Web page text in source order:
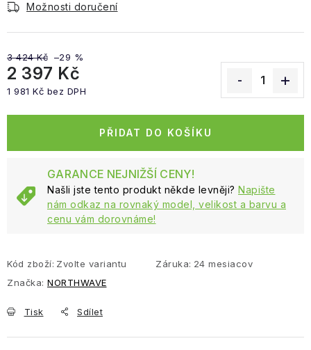
Možnosti doručení
3 424 Kč –29 %
2 397 Kč
1 981 Kč bez DPH
PŘIDAT DO KOŠÍKU
GARANCE NEJNIŽŠÍ CENY!
Našli jste tento produkt někde levněji? Napište
nám odkaz na rovnaký model, velikost a barvu a
cenu vám dorovnáme!
Kód zboží: Zvolte variantu Záruka: 24 mesiacov
Značka: NORTHWAVE
Tisk Sdílet